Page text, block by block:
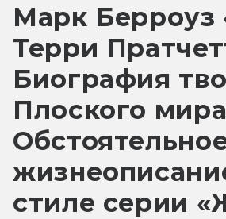
Марк Берроуз
Терри
Биография
Плоского
стиле серии